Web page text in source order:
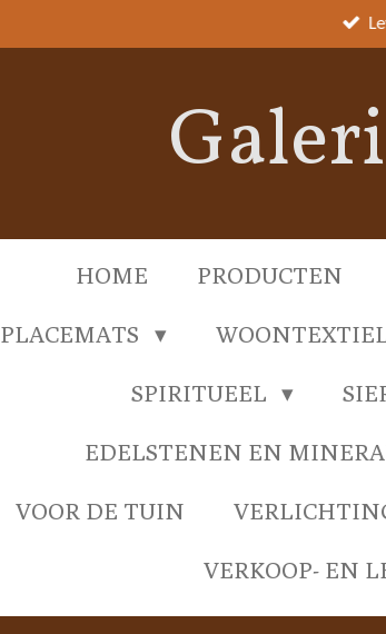
HOME PRODUCTEN
PLACEMATS
SPIRITUEEL
EDELSTENEN EN
VOOR DE TUIN
VERKOOP- EN